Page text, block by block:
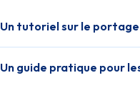
Un tutoriel sur le
Un guide pratique pour